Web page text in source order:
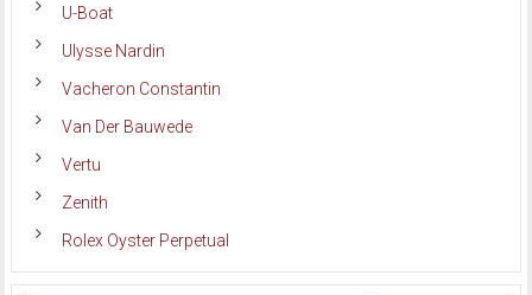
U-Boat
Ulysse Nardin
Vacheron Constantin
Van Der Bauwede
Vertu
Zenith
Rolex Oyster Perpetual